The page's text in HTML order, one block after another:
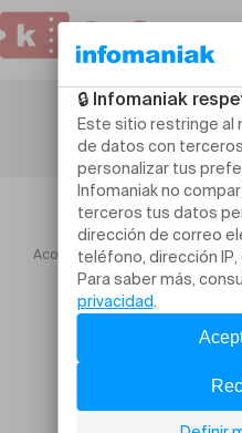
Acogida Atelier Chant